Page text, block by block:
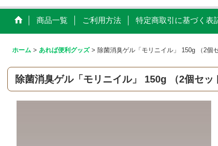
商品一覧 ご利用方法 特定商取引に基づく表
ホーム > あれば便利グッズ > 除菌消臭ゲル「モリニイル」 150g （2個
除菌消臭ゲル「モリニイル」 150g （2個セッ